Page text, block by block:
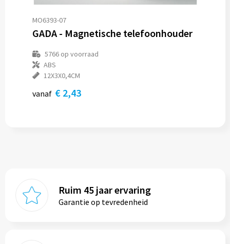
MO6393-07
GADA - Magnetische telefoonhouder
5766op voorraad
ABS
12X3X0,4CM
vanaf € 2,43
Ruim 45 jaar ervaring
Garantie op tevredenheid